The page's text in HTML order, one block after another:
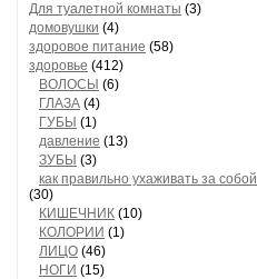
Для туалетной комнаты (3)
домовушки (4)
здоровое питание (58)
здоровье (412)
ВОЛОСЫ (6)
ГЛАЗА (4)
ГУБЫ (1)
давление (13)
ЗУБЫ (3)
как правильно ухаживать за собой
(30)
КИШЕЧНИК (10)
КОЛОРИИ (1)
ЛИЦО (46)
НОГИ (15)